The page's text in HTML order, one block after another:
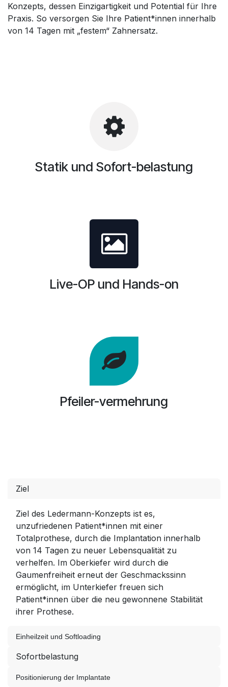
Konzepts, dessen Einzigartigkeit und Potential für Ihre
Praxis. So versorgen Sie Ihre Patient*innen innerhalb
von 14 Tagen mit „festem“ Zahnersatz.
Statik und Sofort-belastung
Live-OP und Hands-on
Pfeiler-vermehrung
Ziel
Ziel des Ledermann-Konzepts ist es,
unzufriedenen Patient*innen mit einer
Totalprothese, durch die Implantation innerhalb
von 14 Tagen zu neuer Lebensqualität zu
verhelfen. Im Oberkiefer wird durch die
Gaumenfreiheit erneut der Geschmackssinn
ermöglicht, im Unterkiefer freuen sich
Patient*innen über die neu gewonnene Stabilität
ihrer Prothese.
Einheilzeit und Softloading
Sofortbelastung
Positionierung der Implantate